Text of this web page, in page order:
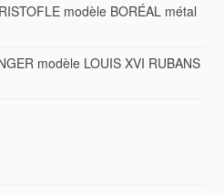
modèle BORÉAL métal
modèle LOUIS XVI RUBANS